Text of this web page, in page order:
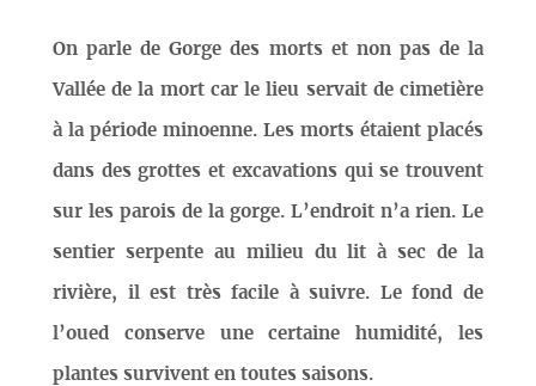
On parle de Gorge des morts et non pas de la
Vallée de la mort car le lieu servait de cimetière
à la période minoenne. Les morts étaient placés
dans des grottes et excavations qui se trouvent
sur les parois de la gorge. L’endroit n’a rien. Le
sentier serpente au milieu du lit à sec de la
rivière, il est très facile à suivre. Le fond de
l’oued conserve une certaine humidité, les
plantes survivent en toutes saisons.